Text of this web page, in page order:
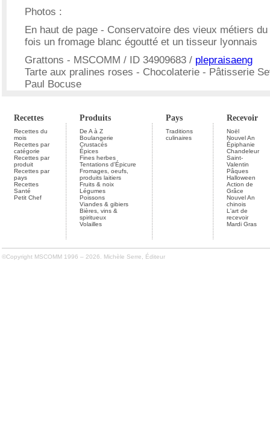
Photos :
En haut de page - Conservatoire des vieux métiers
fois un fromage blanc égoutté et un tisseur lyonnais
Grattons - MSCOMM / ID 34909683 / plepraisaeng
Tarte aux pralines roses - Chocolaterie - Pâtisserie
Paul Bocuse
Recettes Produits Pays Recevoir
Recettes du
mois
Recettes par
catégorie
Recettes par
produit
Recettes par
pays
Recettes
Santé
Petit Chef
De A à Z
Boulangerie
Crustacés
Épices
Fines herbes
Tentations d'Épicure
Fromages, oeufs,
produits laitiers
Fruits & noix
Légumes
Poissons
Viandes & gibiers
Bières, vins &
spiritueux
Volailles
Traditions
culinaires
Noël
Nouvel An
Épiphanie
Chandeleur
Saint-
Valentin
Pâques
Halloween
Action de
Grâce
Nouvel An
chinois
L'art de
recevoir
Mardi Gras
©Copyright MSCOMM 1996 – 2026. Michèle Serre, Éditeur